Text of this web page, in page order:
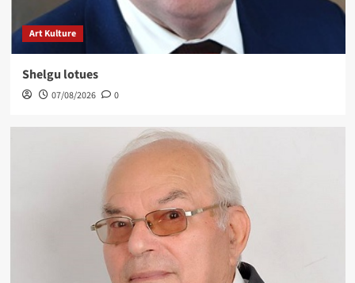
Art Kulture
Shelgu lotues
07/08/2026 0